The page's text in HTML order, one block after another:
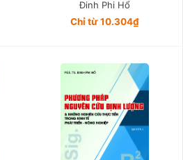
Đinh Phi Hổ
Chỉ từ 10.304₫